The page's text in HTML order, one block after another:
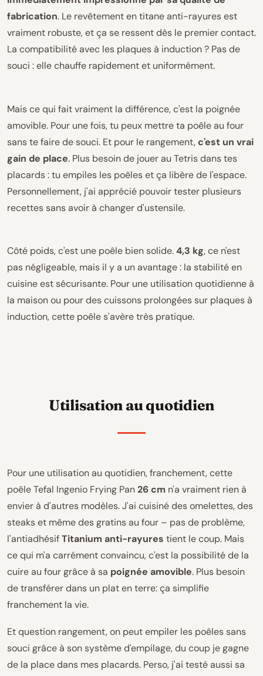
fabrication. Le revêtement en titane anti-rayures est
vraiment robuste, et ça se ressent dès le premier contact.
La compatibilité avec les plaques à induction ? Pas de
souci : elle chauffe rapidement et uniformément.
Mais ce qui fait vraiment la différence, c'est la poignée
amovible. Pour une fois, tu peux mettre ta poêle au four
sans te faire de souci. Et pour le rangement,c'est un vrai
gain de place. Plus besoin de jouer au Tetris dans tes
placards : tu empiles les poêles et ça libère de l'espace.
Personnellement, j'ai apprécié pouvoir tester plusieurs
recettes sans avoir à changer d'ustensile.
Côté poids, c'est une poêle bien solide.4,3 kg, ce n'est
pas négligeable, mais il y a un avantage : la stabilité en
cuisine est sécurisante. Pour une utilisation quotidienne à
la maison ou pour des cuissons prolongées sur plaques à
induction, cette poêle s'avère très pratique.
Utilisation au quotidien
Pour une utilisation au quotidien, franchement, cette
poêle Tefal Ingenio Frying Pan26 cm n'a vraiment rien à
envier à d'autres modèles. J'ai cuisiné des omelettes, des
steaks et même des gratins au four – pas de problème,
l'antiadhésifTitanium anti-rayures tient le coup. Mais
ce qui m'a carrément convaincu, c'est la possibilité de la
cuire au four grâce à sa poignée amovible. Plus besoin
de transférer dans un plat en terre: ça simplifie
franchement la vie.
Et question rangement, on peut empiler les poêles sans
souci grâce à son système d'empilage, du coup je gagne
de la place dans mes placards. Perso, j'ai testé aussi sa